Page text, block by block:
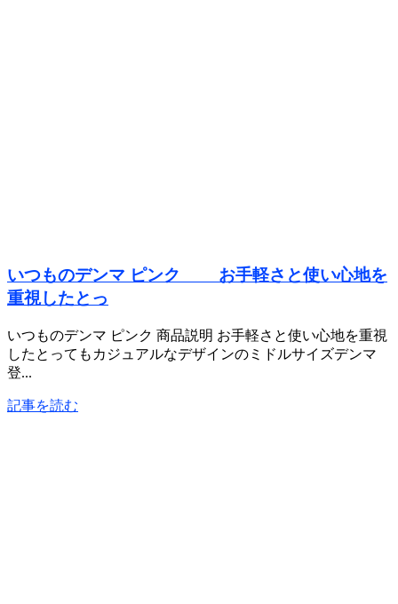
いつものデンマ ピンク お手軽さと使い心地を
重視したとっ
いつものデンマ ピンク 商品説明 お手軽さと使い心地を重視
したとってもカジュアルなデザインのミドルサイズデンマ
登...
記事を読む